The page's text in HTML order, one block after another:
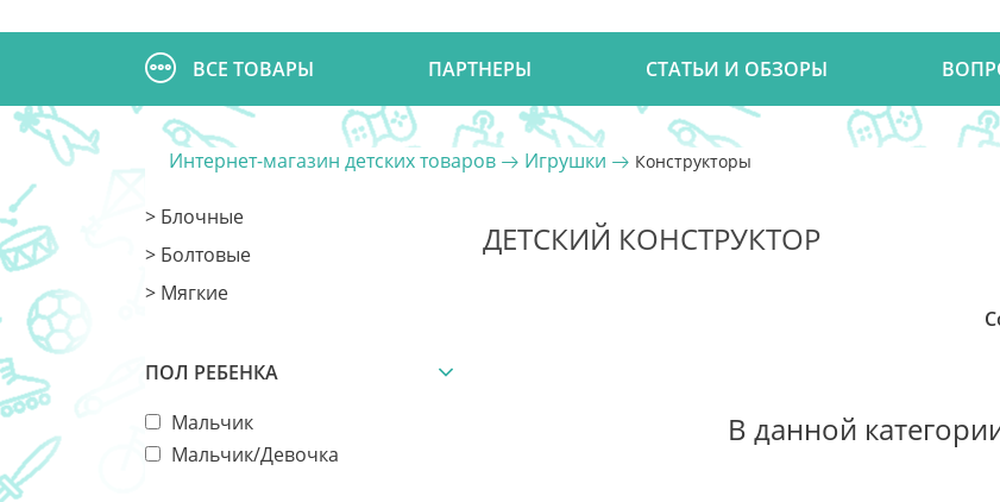
ВСЕ ТОВАРЫ ПАРТНЕРЫ CТАТЬИ И ОБЗОРЫ
Интернет-магазин детских товаров Игрушки Конструкторы
> Блочные
> Болтовые
> Мягкие
ПОЛ РЕБЕНКА
Мальчик
Мальчик/Девочка
ДЕТСКИЙ КОНСТРУКТОР
В данной